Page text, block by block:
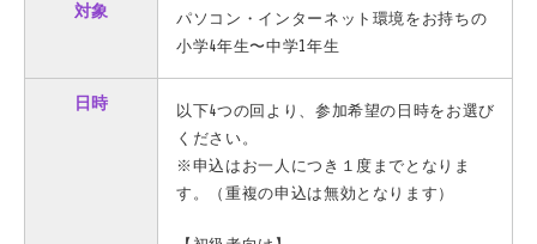
対象
パソコン・インターネット環境をお持ちの
小学4年生〜中学1年生
日時
以下4つの回より、参加希望の日時をお選び
ください。
※申込はお一人につき１度までとなりま
す。（重複の申込は無効となります）